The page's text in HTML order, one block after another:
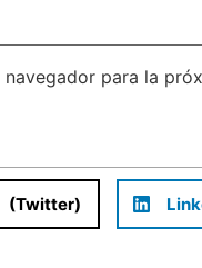
para la